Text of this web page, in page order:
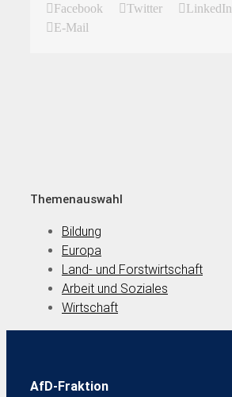
Facebook Twitter LinkedIn
E-Mail
Themenauswahl
Bildung
Europa
Land- und Forstwirtschaft
Arbeit und Soziales
Wirtschaft
AfD-Fraktion